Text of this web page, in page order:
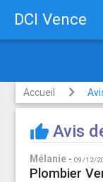
DCI Vence
Accueil
thumb_up Avis
Mélanie -09/12/
Plombier